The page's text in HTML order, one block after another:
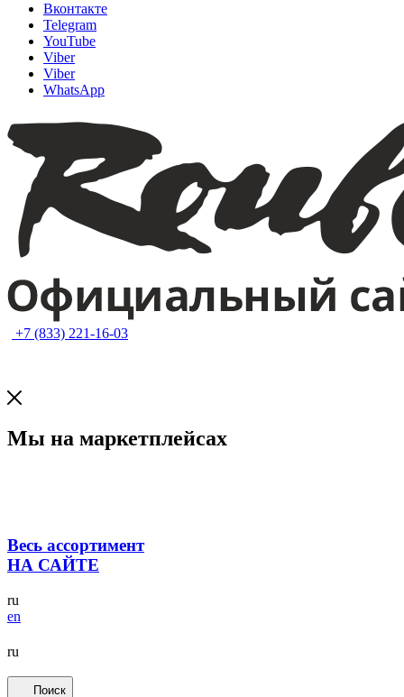
Вконтакте
Telegram
YouTube
Viber
Viber
WhatsApp
+7 (833) 221-16-03
Мы на маркетплейсах
Весь ассортимент
НА САЙТЕ
ru
en
ru
Поиск